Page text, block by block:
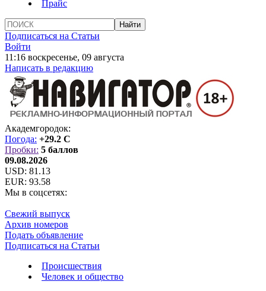
Прайс
Подписаться на Статьи
Войти
11:16 воскресенье, 09 августа
Написать в редакцию
Академгородок:
Погода: +29.2 C
Пробки: 5 баллов
09.08.2026
USD: 81.13
EUR: 93.58
Мы в соцсетях:
Свежий выпуск
Архив номеров
Подать объявление
Подписаться на Статьи
Происшествия
Человек и общество